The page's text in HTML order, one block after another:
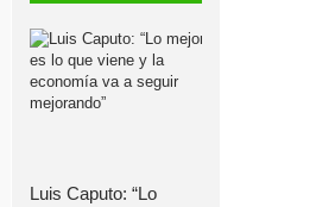
Luis Caputo: “Lo